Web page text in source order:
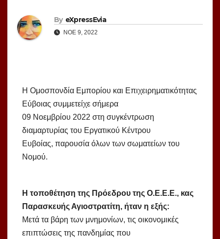
By eXpressEvia
ΝΟΈ 9, 2022
Η Ομοσπονδία Εμπορίου και Επιχειρηματικότητας
Εύβοιας συμμετείχε σήμερα
09 Νοεμβρίου 2022 στη συγκέντρωση
διαμαρτυρίας του Εργατικού Κέντρου
Ευβοίας, παρουσία όλων των σωματείων του
Νομού.
Η τοποθέτηση της Πρόεδρου της Ο.Ε.Ε.Ε., κας
Παρασκευής Αγιοστρατίτη, ήταν η εξής:
Μετά τα βάρη των μνημονίων, τις οικονομικές
επιπτώσεις της πανδημίας που